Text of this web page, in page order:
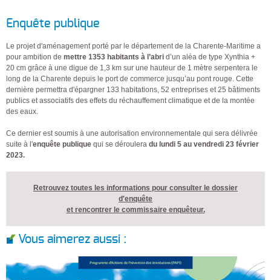
Enquête publique
Le projet d'aménagement porté par le département de la Charente-Maritime a
pour ambition de mettre 1353 habitants à l’abri d’un aléa de type Xynthia +
20 cm grâce à une digue de 1,3 km sur une hauteur de 1 mètre serpentera le
long de la Charente depuis le port de commerce jusqu’au pont rouge. Cette
dernière permettra d'épargner 133 habitations, 52 entreprises et 25 bâtiments
publics et associatifs des effets du réchauffement climatique et de la montée
des eaux.
Ce dernier est soumis à une autorisation environnementale qui sera délivrée
suite à l'enquête publique qui se déroulera du lundi 5 au vendredi 23 février
2023.
Retrouvez toutes les informations pour consulter le dossier
d'enquête
et rencontrer le commissaire enquêteur.
Vous aimerez aussi :